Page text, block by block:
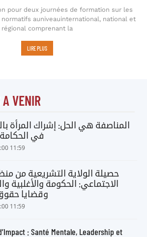
pour deux journées de formation sur les
auniveauinternational, national et
régional comprenant la
LIRE PLUS
VENIR
المناصفة هي الحل: إشراك المرأة
في الحكامة
11:59
حصيلة الولاية التشريعية من
الاجتماعي: الحكومة والأغلبية
وقضايا
11:59
: Santé Mentale, Leadership et